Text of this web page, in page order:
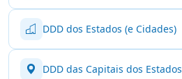
DDD dos Estados (e Cidades)
DDD das Capitais dos Estados